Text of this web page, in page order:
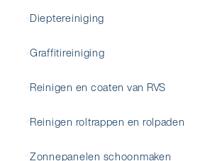
Dieptereiniging
Graffitireiniging
Reinigen en coaten van RVS
Reinigen roltrappen en rolpaden
Zonnepanelen schoonmaken